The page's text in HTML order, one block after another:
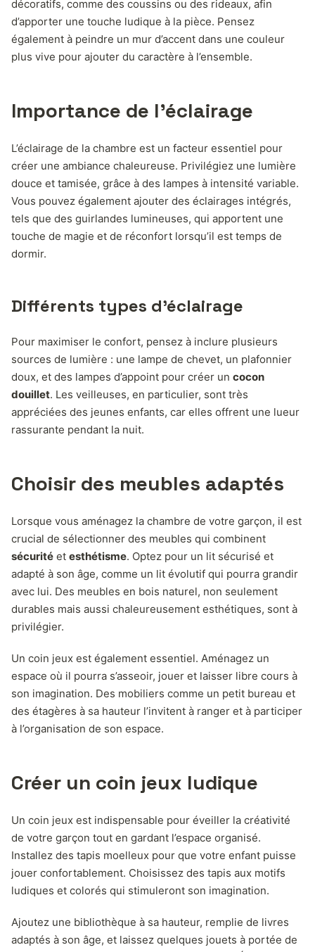
décoratifs, comme des coussins ou des rideaux, afin
d’apporter une touche ludique à la pièce. Pensez
également à peindre un mur d’accent dans une couleur
plus vive pour ajouter du caractère à l’ensemble.
Importance de l’éclairage
L’éclairage de la chambre est un facteur essentiel pour
créer une ambiance chaleureuse. Privilégiez une lumière
douce et tamisée, grâce à des lampes à intensité variable.
Vous pouvez également ajouter des éclairages intégrés,
tels que des guirlandes lumineuses, qui apportent une
touche de magie et de réconfort lorsqu’il est temps de
dormir.
Différents types d’éclairage
Pour maximiser le confort, pensez à inclure plusieurs
sources de lumière : une lampe de chevet, un plafonnier
doux, et des lampes d’appoint pour créer un cocon
douillet. Les veilleuses, en particulier, sont très
appréciées des jeunes enfants, car elles offrent une lueur
rassurante pendant la nuit.
Choisir des meubles adaptés
Lorsque vous aménagez la chambre de votre garçon, il est
crucial de sélectionner des meubles qui combinent
sécurité et esthétisme. Optez pour un lit sécurisé et
adapté à son âge, comme un lit évolutif qui pourra grandir
avec lui. Des meubles en bois naturel, non seulement
durables mais aussi chaleureusement esthétiques, sont à
privilégier.
Un coin jeux est également essentiel. Aménagez un
espace où il pourra s’asseoir, jouer et laisser libre cours à
son imagination. Des mobiliers comme un petit bureau et
des étagères à sa hauteur l’invitent à ranger et à participer
à l’organisation de son espace.
Créer un coin jeux ludique
Un coin jeux est indispensable pour éveiller la créativité
de votre garçon tout en gardant l’espace organisé.
Installez des tapis moelleux pour que votre enfant puisse
jouer confortablement. Choisissez des tapis aux motifs
ludiques et colorés qui stimuleront son imagination.
Ajoutez une bibliothèque à sa hauteur, remplie de livres
adaptés à son âge, et laissez quelques jouets à portée de